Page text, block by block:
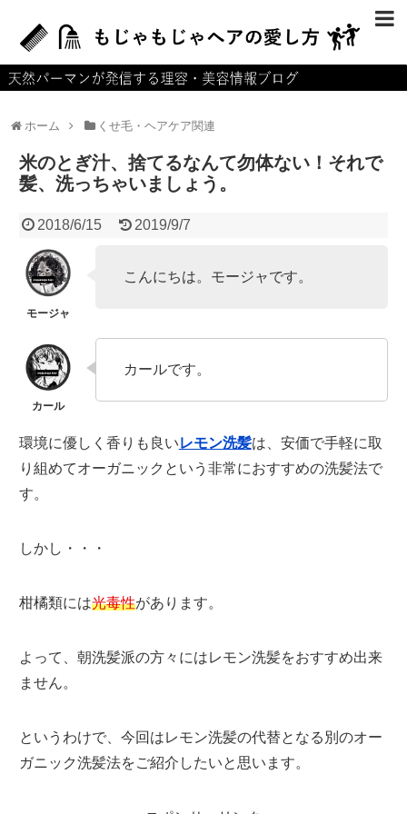
ホーム くせ毛・ヘアケア関連
米のとぎ汁、捨てるなんて勿体ない！それで
髪、洗っちゃいましょう。
2018/6/15 2019/9/7
こんにちは。モージャです。
カールです。
環境に優しく香りも良いレモン洗髪は、安価で手軽に取
り組めてオーガニックという非常におすすめの洗髪法で
す。
しかし・・・
柑橘類には光毒性があります。
よって、朝洗髪派の方々にはレモン洗髪をおすすめ出来
ません。
というわけで、今回はレモン洗髪の代替となる別のオー
ガニック洗髪法をご紹介したいと思います。
ホーム
お問い合せ
サイトマップ